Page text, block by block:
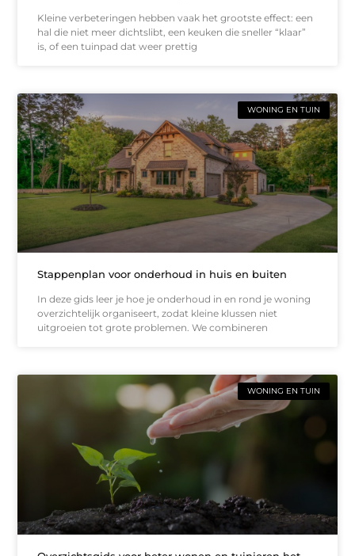
Kleine verbeteringen hebben vaak het grootste effect: een
hal die niet meer dichtslibt, een keuken die sneller “klaar”
is, of een tuinpad dat weer prettig
WONING EN TUIN
Stappenplan voor onderhoud in huis en buiten
In deze gids leer je hoe je onderhoud in en rond je woning
overzichtelijk organiseert, zodat kleine klussen niet
uitgroeien tot grote problemen. We combineren
WONING EN TUIN